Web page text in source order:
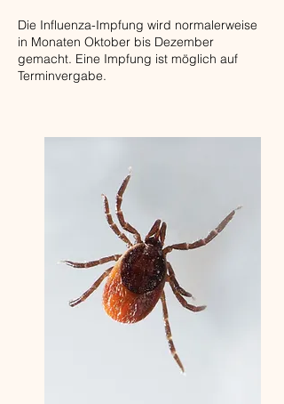
Die Influenza-Impfung wird normalerweise
in Monaten Oktober bis Dezember
gemacht. Eine Impfung ist möglich auf
Terminvergabe.